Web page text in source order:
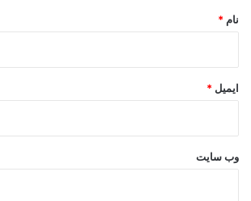
نام *
ایمیل *
وب‌ سایت